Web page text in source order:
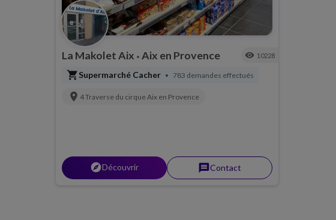
La Makolet Aix • Aix en Provence visibility 10228
shopping_cartSupermarché Cacher • 783 demandes effectués
location_on 4 Traverse du cirque Aix en Provence
explorerDécouvrir messageContact